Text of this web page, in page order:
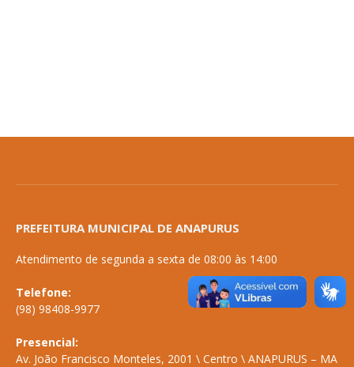
PREFEITURA MUNICIPAL DE ANAPURUS
Atendimento de segunda a sexta de 08:00 às 14:00
Telefone:
(98) 98408-9977
Presencial:
Av. João Francisco Monteles, 2001 \ Centro \ ANAPURUS – MA